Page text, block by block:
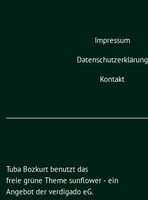
Impressum
Datenschutzerklärung
Kontakt
Tuba Bozkurt benutzt das
freie grüne Theme sunflower ‐ ein
Angebot der verdigado eG.